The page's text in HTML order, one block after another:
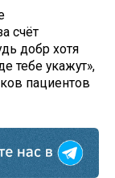
счёт
добр хотя
тебе укажут»,
пациентов